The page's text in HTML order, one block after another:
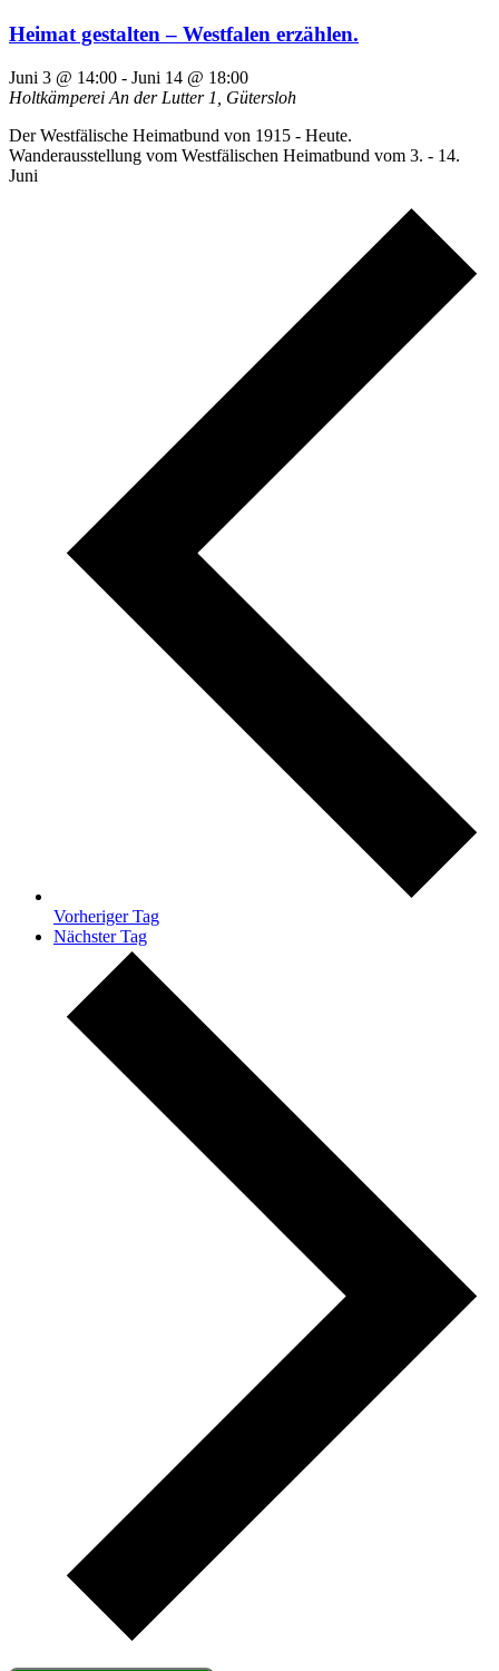
Heimat gestalten – Westfalen erzählen.
Juni 3 @ 14:00 - Juni 14 @ 18:00
Holtkämperei An der Lutter 1, Gütersloh
Der Westfälische Heimatbund von 1915 - Heute.
Wanderausstellung vom Westfälischen Heimatbund vom 3. - 14.
Juni
Vorheriger Tag
Nächster Tag